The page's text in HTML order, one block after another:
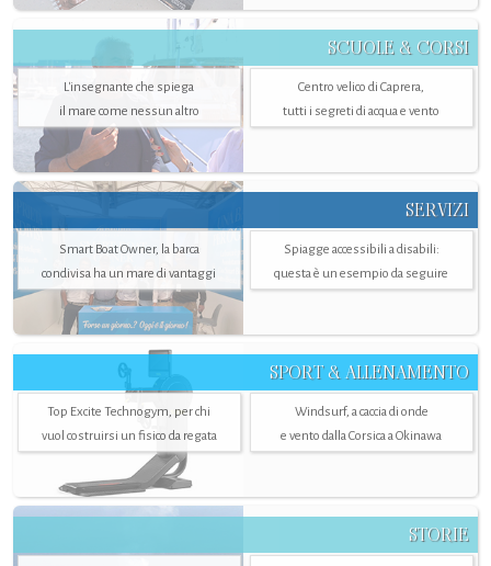
SCUOLE & CORSI
L'insegnante che spiega
il mare come nessun altro
Centro velico di Caprera,
tutti i segreti di acqua e vento
SERVIZI
Smart Boat Owner, la barca
condivisa ha un mare di vantaggi
Spiagge accessibili a disabili:
questa è un esempio da seguire
SPORT & ALLENAMENTO
Top Excite Technogym, per chi
vuol costruirsi un fisico da regata
Windsurf, a caccia di onde
e vento dalla Corsica a Okinawa
STORIE